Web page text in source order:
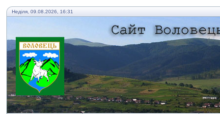
Неділя, 09.08.2026, 16:31